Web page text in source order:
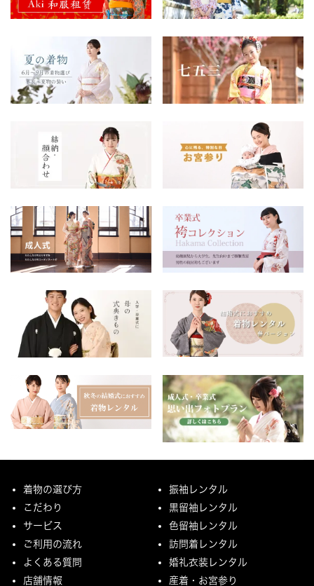
着物の選び方
こだわり
サービス
ご利用の流れ
よくある質問
店舗情報
振袖レンタル
黒留袖レンタル
色留袖レンタル
訪問着レンタル
婚礼衣装レンタル
産着・お宮参り